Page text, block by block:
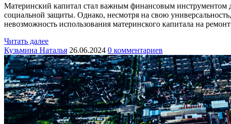
Материнский капитал стал важным финансовым
социальной защиты. Однако, несмотря на свою
невозможность использования материнского капитала на
Читать далее
Кузьмина Наталья 26.06.2024 0 комментариев